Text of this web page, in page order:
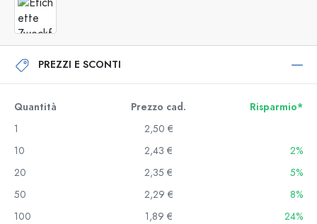
PREZZI E SCONTI
Quantità Prezzo cad.
Risparmio*
1
2,50 €
10
2,43 €
2%
20
2,35 €
5%
50
2,29 €
8%
100
1,89 €
24%